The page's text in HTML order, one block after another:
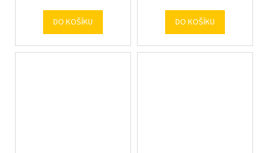
DO KOŠÍKU DO KOŠÍKU